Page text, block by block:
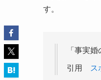
す。
「事実
引用 ス